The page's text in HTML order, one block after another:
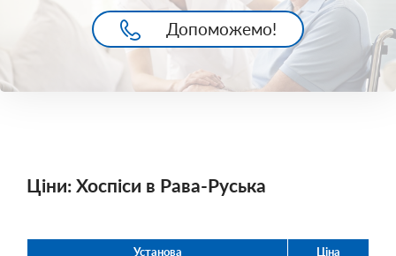
Допоможемо!
Ціни: Хоспіси в Рава-Руська
Установа Ціна